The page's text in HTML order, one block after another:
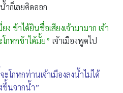
ำก็เลยคิดออก
ยง ข้าได้ยินชื่อเสียงเจ้ามามาก เจ้า
โกหกข้าได้มั้ย” เจ้าเมืองพูดไป
ะโกหกท่านเจ้าเมืองลงน้ำไม่ได้
ขึ้นจากน้ำ”